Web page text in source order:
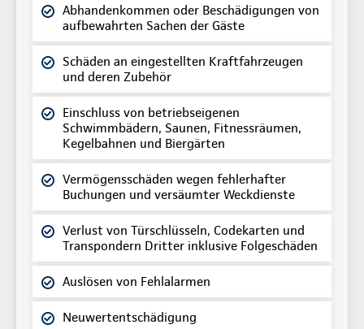
Abhandenkommen oder Beschädigungen von
aufbewahrten Sachen der Gäste
Schäden an eingestellten Kraftfahrzeugen
und deren Zubehör
Einschluss von betriebseigenen
Schwimmbädern, Saunen, Fitnessräumen,
Kegelbahnen und Biergärten
Vermögensschäden wegen fehlerhafter
Buchungen und versäumter Weckdienste
Verlust von Türschlüsseln, Codekarten und
Transpondern Dritter inklusive Folgeschäden
Auslösen von Fehlalarmen
Neuwertentschädigung